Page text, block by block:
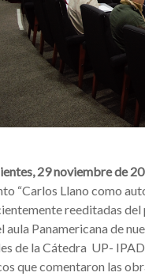
29 noviembre de
“Carlos Llano como
reeditadas
aula Panamericana de
de la Cátedra UP-
que comentaron las